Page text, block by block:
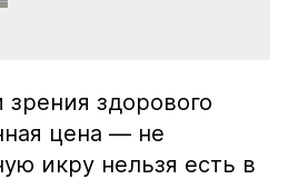
здорового
цена — не
икру нельзя есть в